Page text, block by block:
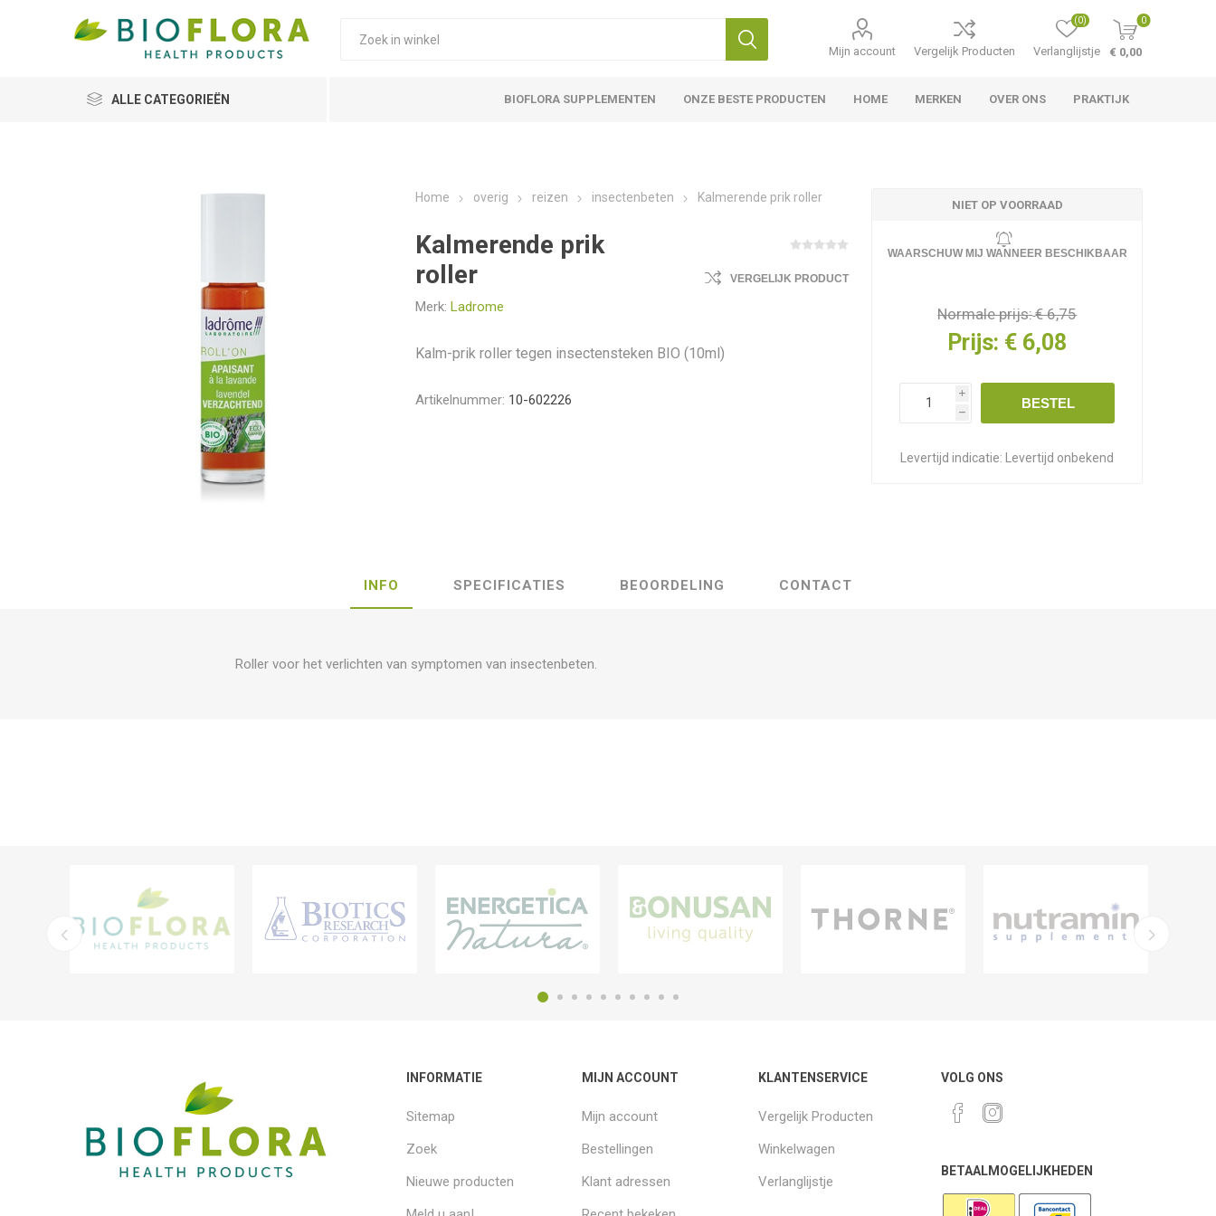
Mijn account Vergelijk Producten Verlanglijstje
(0) 0
€ 0,00
ALLE CATEGORIEËN BIOFLORA SUPPLEMENTEN ONZE BESTE PRODUCTEN HOME MERKEN OVER ONS PRAKTIJK
Home overig reizen insectenbeten Kalmerende prik roller
Kalmerende prik
roller
Merk: Ladrome
VERGELIJK PRODUCT
Kalm-prik roller tegen insectensteken BIO (10ml)
Artikelnummer: 10-602226
NIET OP VOORRAAD
WAARSCHUW MIJ WANNEER BESCHIKBAAR
Normale prijs:€ 6,75
Prijs: € 6,08
i
h
BESTEL
Levertijd indicatie: Levertijd onbekend
INFO SPECIFICATIES BEOORDELING CONTACT
Roller voor het verlichten van symptomen van insectenbeten.
INFORMATIE
Sitemap
Zoek
Nieuwe producten
MIJN ACCOUNT
Mijn account
Bestellingen
Klant adressen
KLANTENSERVICE
Vergelijk Producten
Winkelwagen
Verlanglijstje
VOLG ONS
BETAALMOGELIJKHEDEN